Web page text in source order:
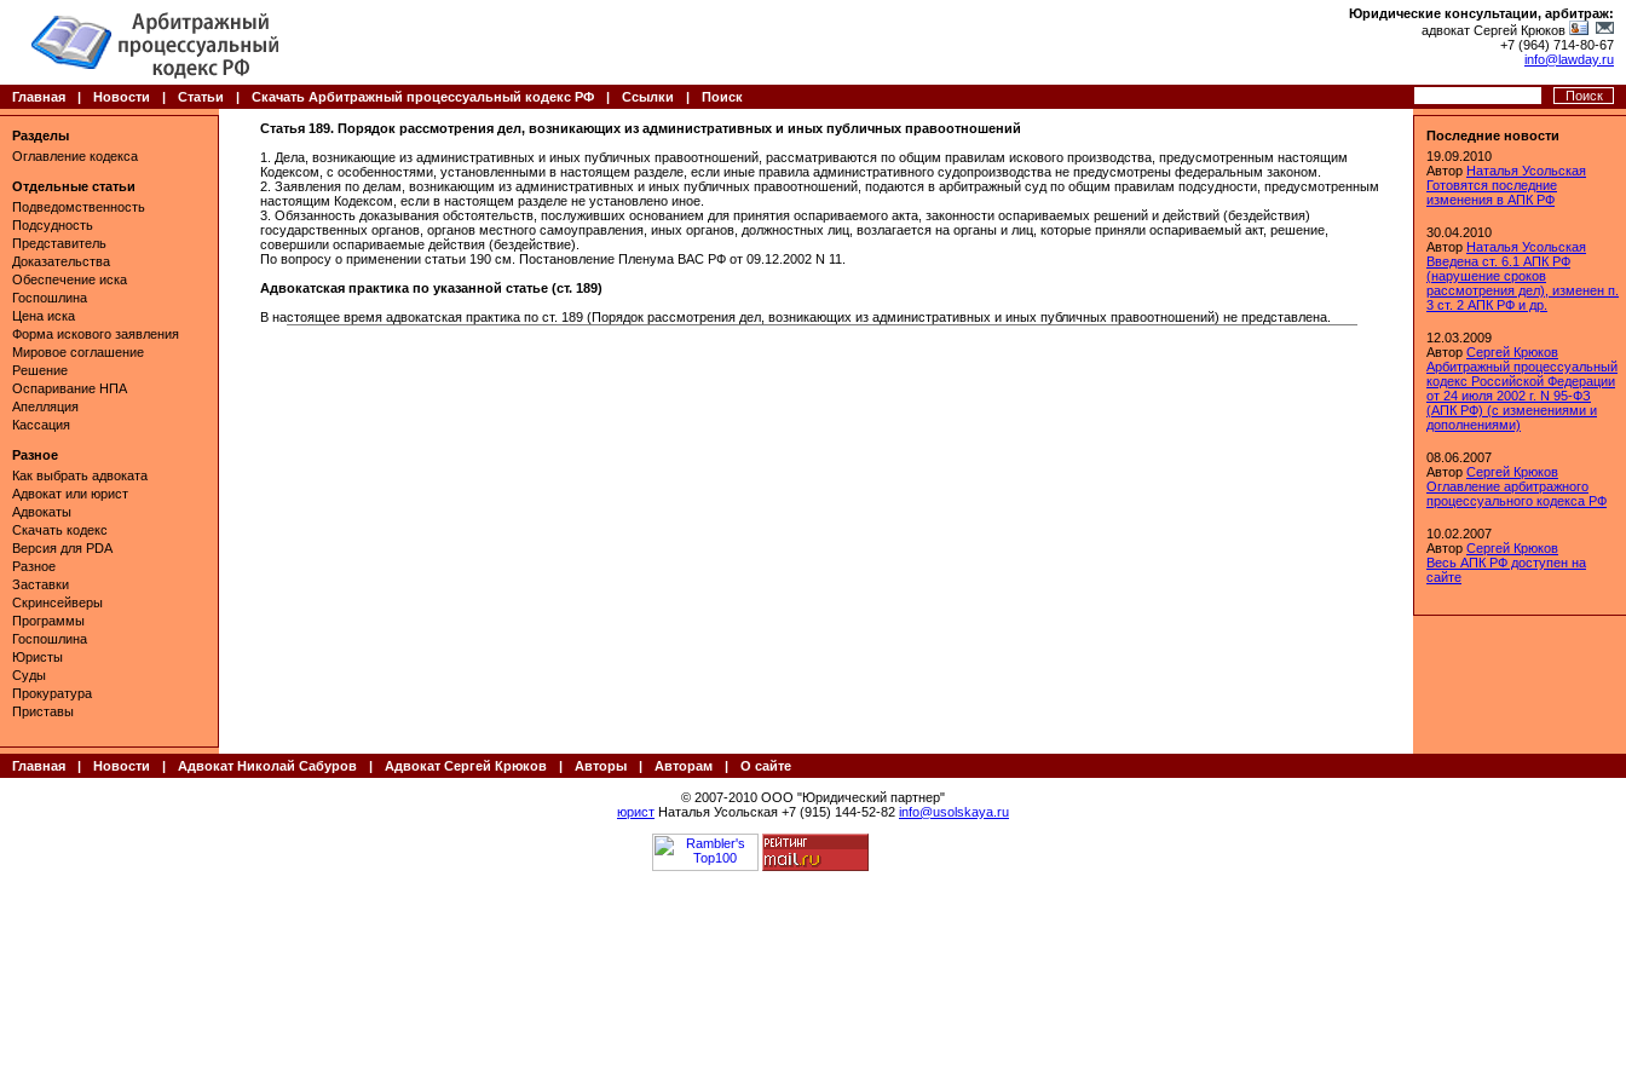
Юридические консультации, арбитраж:
адвокат Сергей Крюков
+7 (964) 714-80-67
info@lawday.ru
Главная | Новости | Статьи | Скачать Арбитражный процессуальный кодекс РФ | Ссылки | Поиск
Разделы
Оглавление кодекса
Отдельные статьи
Подведомственность
Подсудность
Представитель
Доказательства
Обеспечение иска
Госпошлина
Цена иска
Форма искового заявления
Мировое соглашение
Решение
Оспаривание НПА
Апелляция
Кассация
Разное
Как выбрать адвоката
Адвокат или юрист
Адвокаты
Скачать кодекс
Версия для PDA
Разное
Заставки
Скринсейверы
Программы
Госпошлина
Юристы
Суды
Прокуратура
Приставы
Статья 189. Порядок рассмотрения дел, возникающих из административных и иных публичных правоотношений
1. Дела, возникающие из административных и иных публичных правоотношений, рассматриваются по общим правилам искового производства, предусмотренным настоящим
Кодексом, с особенностями, установленными в настоящем разделе, если иные правила административного судопроизводства не предусмотрены федеральным законом.
2. Заявления по делам, возникающим из административных и иных публичных правоотношений, подаются в арбитражный суд по общим правилам подсудности, предусмотренным
настоящим Кодексом, если в настоящем разделе не установлено иное.
3. Обязанность доказывания обстоятельств, послуживших основанием для принятия оспариваемого акта, законности оспариваемых решений и действий (бездействия)
государственных органов, органов местного самоуправления, иных органов, должностных лиц, возлагается на органы и лиц, которые приняли оспариваемый акт, решение,
совершили оспариваемые действия (бездействие).
По вопросу о применении статьи 190 см. Постановление Пленума ВАС РФ от 09.12.2002 N 11.
Адвокатская практика по указанной статье (ст. 189)
В настоящее время адвокатская практика по ст. 189 (Порядок рассмотрения дел, возникающих из административных и иных публичных правоотношений) не представлена.
Последние новости
19.09.2010
Автор Наталья Усольская
Готовятся последние
изменения в АПК РФ
30.04.2010
Автор Наталья Усольская
Введена ст. 6.1 АПК РФ
(нарушение сроков
рассмотрения дел), изменен п.
3 ст. 2 АПК РФ и др.
12.03.2009
Автор Сергей Крюков
Арбитражный процессуальный
кодекс Российской Федерации
от 24 июля 2002 г. N 95-ФЗ
(АПК РФ) (с изменениями и
дополнениями)
08.06.2007
Автор Сергей Крюков
Оглавление арбитражного
процессуального кодекса РФ
10.02.2007
Автор Сергей Крюков
Весь АПК РФ доступен на
сайте
Главная | Новости | Адвокат Николай Сабуров | Адвокат Сергей Крюков | Авторы | Авторам | О сайте
© 2007-2010 ООО "Юридический партнер"
юрист Наталья Усольская +7 (915) 144-52-82 info@usolskaya.ru